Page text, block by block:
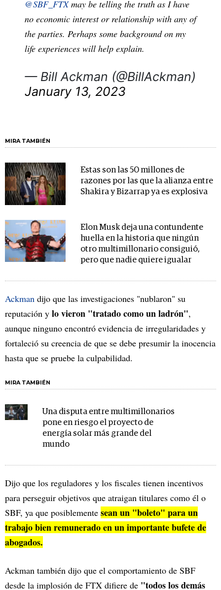
@SBF_FTXmay be telling the truth as I have
no economic interest or relationship with any of
the parties. Perhaps some background on my
life experiences will help explain.
— Bill Ackman (@BillAckman)
January 13, 2023
MIRA TAMBIÉN
Estas son las 50 millones de
razones por las que la alianza entre
Shakira y Bizarrap ya es explosiva
Elon Musk deja una contundente
huella en la historia que ningún
otro multimillonario consiguió,
pero que nadie quiere igualar
Ackman dijo que las investigaciones "nublaron" su
reputación y lo vieron "tratado como un ladrón",
aunque ninguno encontró evidencia de irregularidades y
fortaleció su creencia de que se debe presumir la inocencia
hasta que se pruebe la culpabilidad.
MIRA TAMBIÉN
Una disputa entre multimillonarios
pone en riesgo el proyecto de
energía solar más grande del
mundo
Dijo que los reguladores y los fiscales tienen incentivos
para perseguir objetivos que atraigan titulares como él o
SBF, ya que posiblemente sean un "boleto" para un
trabajo bien remunerado en un importante bufete de
abogados.
Ackman también dijo que el comportamiento de SBF
desde la implosión de FTX difiere de "todos los demás